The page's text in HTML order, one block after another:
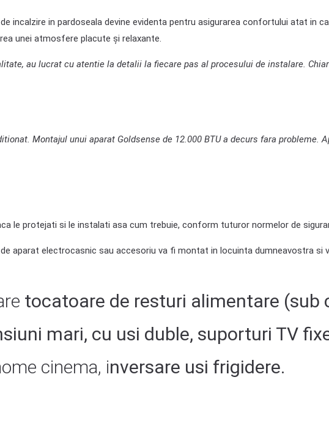
incalzire in pardoseala devine evidenta pentru asigurarea confortului atat in
unei atmosfere placute și relaxante.
au lucrat cu atentie la detalii la fiecare pas al procesului de instalare.
Montajul unui aparat Goldsense de 12.000 BTU a decurs fara probleme.
le protejati si le instalati asa cum trebuie, conform tuturor normelor de
aparat electrocasnic sau accesoriu va fi montat in locuinta dumneavostra
tocatoare de resturi alimentare (sub
mari, cu usi duble, suporturi TV
cinema, inversare usi frigidere.